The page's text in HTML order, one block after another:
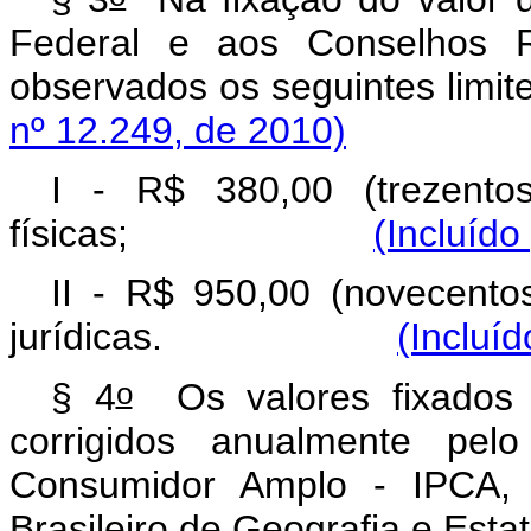
Federal e aos Conselhos
observados os seguintes
nº 12.249, de 2010)
I - R$ 380,00
físicas; (Incluído
II - R$ 950,00
jurídicas.
§ 4oOs valores fixados
corrigidos anualmente
Consumidor Amplo -